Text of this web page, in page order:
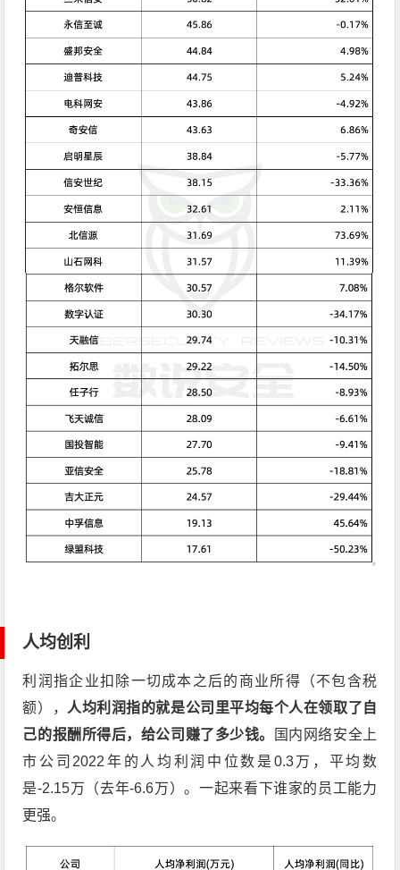
人均创利
利润指企业扣除一切成本之后的商业所得（不包含税
额），人均利润指的就是公司里平均每个人在领取了自
己的报酬所得后，给公司赚了多少钱。
国内网络安全上
市公司2022年的人均利润中位数是0.3万，平均数
是-2.15万（去年-6.6万）。一起来看下谁家的员工能力
更强。